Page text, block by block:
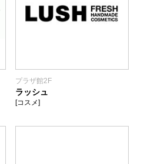
プラザ館2F
ラッシュ
[コスメ]